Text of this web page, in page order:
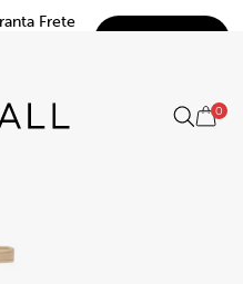
Frete
0